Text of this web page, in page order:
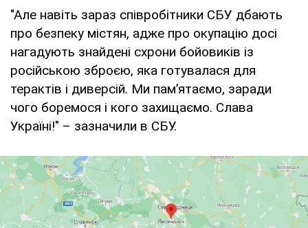
"Але навіть зараз співробітники СБУ дбають
про безпеку містян, адже про окупацію досі
нагадують знайдені схрони бойовиків із
російською зброєю, яка готувалася для
терактів і диверсій. Ми пам’ятаємо, заради
чого боремося і кого захищаємо. Слава
Україні!" – зазначили в СБУ.